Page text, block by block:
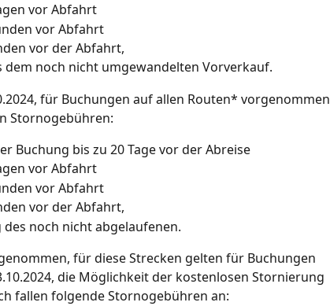
vor Abfahrt
vor Abfahrt
vor der Abfahrt,
dem noch nicht umgewandelten Vorverkauf.
für Buchungen auf allen Routen* vorgenommen
Stornogebühren:
Buchung bis zu 20 Tage vor der Abreise
vor Abfahrt
vor Abfahrt
vor der Abfahrt,
des noch nicht abgelaufenen.
für diese Strecken gelten für Buchungen
die Möglichkeit der kostenlosen Stornierung
fallen folgende Stornogebühren an: